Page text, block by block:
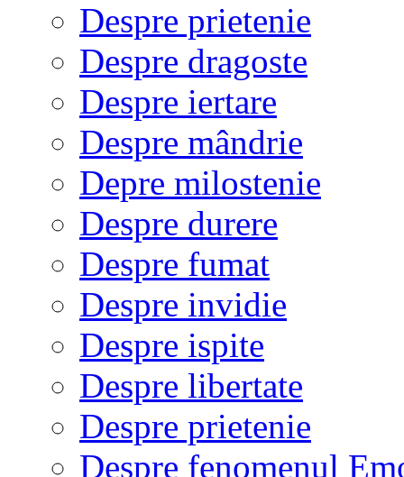
Despre prietenie
Despre dragoste
Despre iertare
Despre mândrie
Depre milostenie
Despre durere
Despre fumat
Despre invidie
Despre ispite
Despre libertate
Despre prietenie
Despre fenomenul